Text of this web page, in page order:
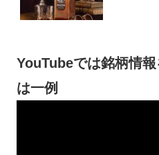
YouTubeでは銘柄情
は一例